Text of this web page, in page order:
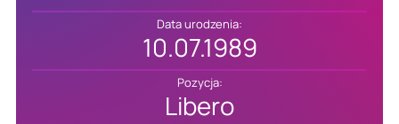
Data urodzenia:
10.07.1989
Pozycja:
Libero